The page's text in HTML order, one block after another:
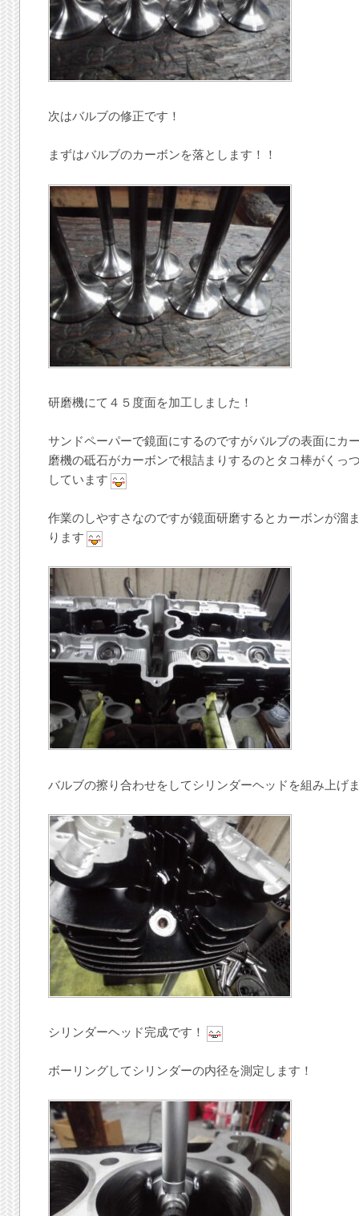
次はバルブの修正です！
まずはバルブのカーボンを落とします！！
研磨機にて４５度面を加工しました！
サンドペーパーで鏡面にするのですがバルブの表面にカ
磨機の砥石がカーボンで根詰まりするのとタコ棒がくっ
しています
作業のしやすさなのですが鏡面研磨するとカーボンが溜
ります
バルブの擦り合わせをしてシリンダーヘッドを組み上げ
シリンダーヘッド完成です！
ボーリングしてシリンダーの内径を測定します！